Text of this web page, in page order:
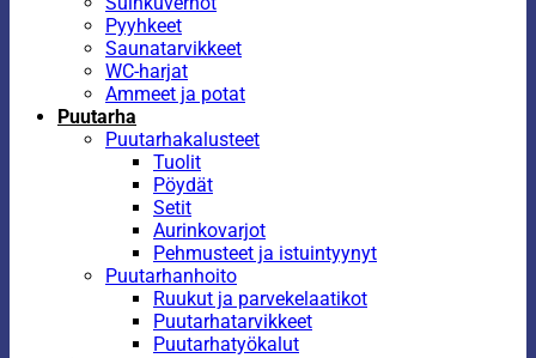
Pyyhkeet
Saunatarvikkeet
WC-harjat
Ammeet ja potat
Puutarha
Puutarhakalusteet
Tuolit
Pöydät
Setit
Aurinkovarjot
Pehmusteet ja istuintyynyt
Puutarhanhoito
Ruukut ja parvekelaatikot
Puutarhatarvikkeet
Puutarhatyökalut